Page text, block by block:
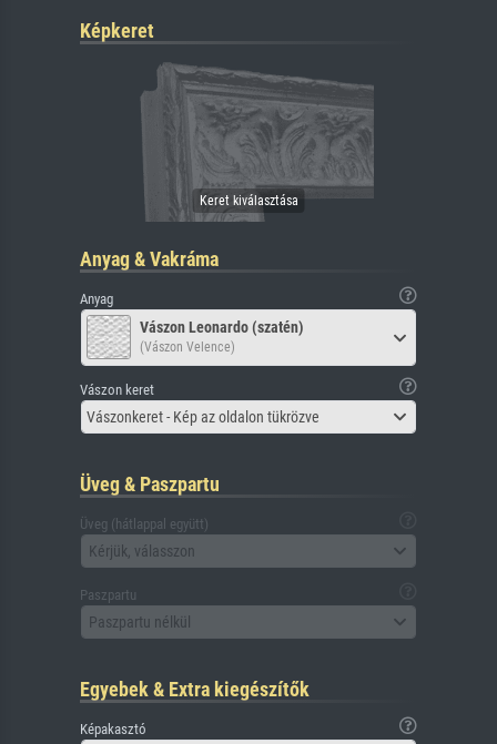
Képkeret
Anyag & Vakráma
Anyag
Vászon Leonardo (szatén)
(Vászon Velence)
Vászon keret
Vászonkeret - Kép az oldalon tükrözve
Üveg & Paszpartu
Üveg (hátlappal együtt)
Kérjük, válasszon
Paszpartu
Paszpartu nélkül
Egyebek & Extra kiegészítők
Képakasztó